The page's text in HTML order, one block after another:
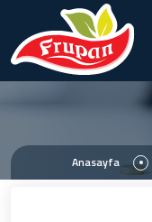
Anasayfa